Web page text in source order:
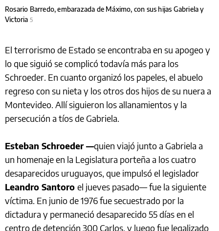
Rosario Barredo, embarazada de Máximo, con sus hijas Gabriela y
Victoria 5
El terrorismo de Estado se encontraba en su apogeo y
lo que siguió se complicó todavía más para los
Schroeder. En cuanto organizó los papeles, el abuelo
regreso con su nieta y los otros dos hijos de su nuera a
Montevideo. Allí siguieron los allanamientos y la
persecución a tíos de Gabriela.
Esteban Schroeder —quien viajó junto a Gabriela a
un homenaje en la Legislatura porteña a los cuatro
desaparecidos uruguayos, que impulsó el legislador
Leandro Santoro el jueves pasado— fue la siguiente
víctima. En junio de 1976 fue secuestrado por la
dictadura y permaneció desaparecido 55 días en el
centro de detención 300 Carlos, y luego fue legalizado